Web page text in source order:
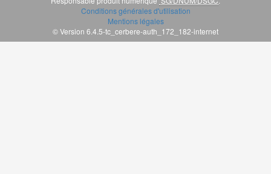
Conditions générales d'utilisation
Mentions légales
© Version 6.4.5-tc_cerbere-auth_172_182-internet